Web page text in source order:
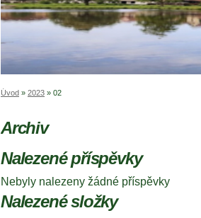
Úvod » 2023 » 02
Archiv
Nalezené příspěvky
Nebyly nalezeny žádné příspěvky
Nalezené složky